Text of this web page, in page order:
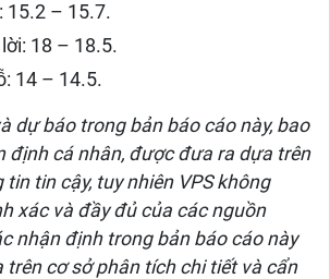
15.2 – 15.7.
18 – 18.5.
14 – 14.5.
dự báo trong bản báo cáo này, bao
định cá nhân, được đưa ra dựa trên
tin cậy, tuy nhiên VPS không
xác và đầy đủ của các nguồn
nhận định trong bản báo cáo này
cơ sở phân tích chi tiết và cẩn